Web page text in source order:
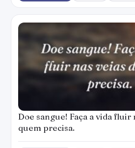
Doe sangue! Faça a vida fluir
quem precisa.